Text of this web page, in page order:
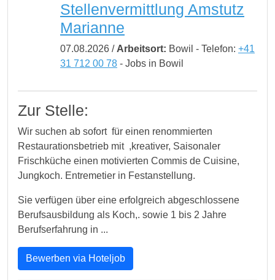
Stellenvermittlung Amstutz
Marianne
07.08.2026 / Arbeitsort: Bowil - Telefon: +41
31 712 00 78- Jobs in Bowil
Zur Stelle:
Wir suchen ab sofort für einen renommierten
Restaurationsbetrieb mit ,kreativer, Saisonaler
Frischküche einen motivierten Commis de Cuisine,
Jungkoch. Entremetier in Festanstellung.
Sie verfügen über eine erfolgreich abgeschlossene
Berufsausbildung als Koch,. sowie 1 bis 2 Jahre
Berufserfahrung in ...
Bewerben via Hoteljob